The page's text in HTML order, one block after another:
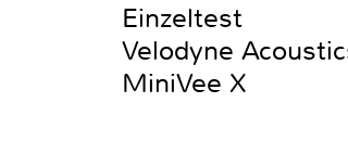
Einzeltest
Velodyne
MiniVee X